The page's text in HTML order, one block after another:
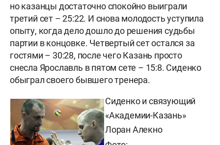
но казанцы достаточно спокойно выиграли
третий сет – 25:22. И снова молодость уступила
опыту, когда дело дошло до решения судьбы
партии в концовке. Четвертый сет остался за
гостями – 30:28, после чего Казань просто
снесла Ярославль в пятом сете – 15:8. Сиденко
обыграл своего бывшего тренера.
Сиденко и связующий
«Академии-Казань»
Лоран Алекно